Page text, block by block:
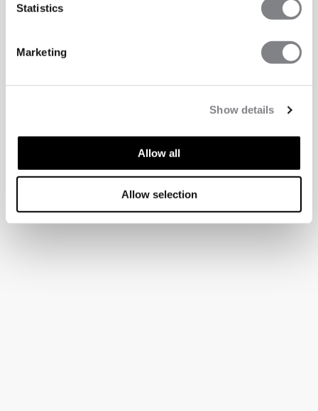
Statistics
Marketing
Show details
Allow all
Allow selection